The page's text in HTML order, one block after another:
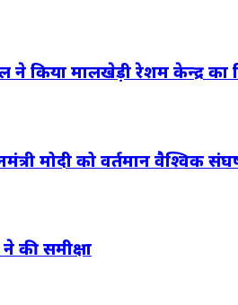
ने किया मालखेड़ी रेशम केन्द्र का
मोदी को वर्तमान वैश्विक
की समीक्षा